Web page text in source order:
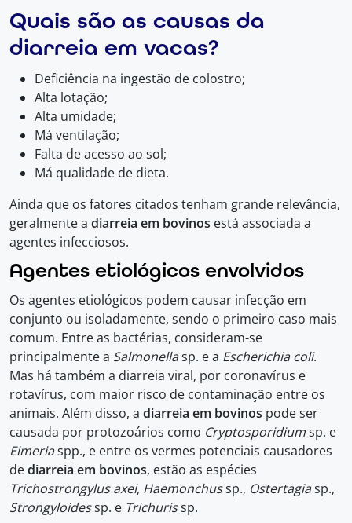
Quais são as causas da
diarreia em vacas?
Deficiência na ingestão de colostro;
Alta lotação;
Alta umidade;
Má ventilação;
Falta de acesso ao sol;
Má qualidade de dieta.
Ainda que os fatores citados tenham grande relevância,
geralmente a diarreia em bovinos está associada a
agentes infecciosos.
Agentes etiológicos envolvidos
Os agentes etiológicos podem causar infecção em
conjunto ou isoladamente, sendo o primeiro caso mais
comum. Entre as bactérias, consideram-se
principalmente a Salmonellasp. e a Escherichia coli.
Mas há também a diarreia viral, por coronavírus e
rotavírus, com maior risco de contaminação entre os
animais. Além disso, a diarreia em bovinos pode ser
causada por protozoários como Cryptosporidiumsp. e
Eimeriaspp., e entre os vermes potenciais causadores
dediarreia em bovinos, estão as espécies
Trichostrongylus axei, Haemonchussp., Ostertagiasp.,
Strongyloidessp. e Trichurissp.